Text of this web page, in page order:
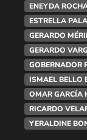
ENEYDA
ESTRELLA
GERARDO
GERARDO
GOBERNADOR
ISMAEL BELLO
OMAR GARCÍA
RICARDO
YERALDINE